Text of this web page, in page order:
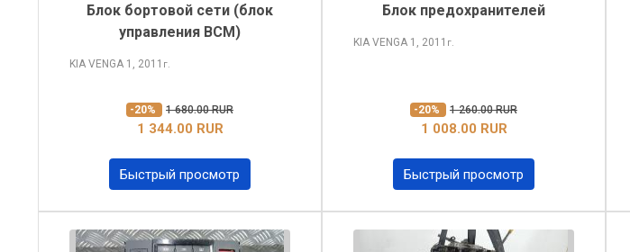
Блок бортовой сети (блок
управления BCM)
KIA VENGA 1, 2011 г.
-20% 1 680.00 RUR
1 344.00 RUR
Быстрый просмотр
Блок предохранителей
KIA VENGA 1, 2011 г.
-20% 1 260.00 RUR
1 008.00 RUR
Быстрый просмотр